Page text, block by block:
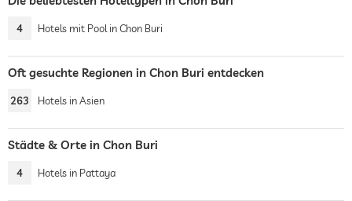
4 Hotels mit Pool in Chon Buri
Oft gesuchte Regionen in Chon Buri entdecken
263 Hotels in Asien
Städte & Orte in Chon Buri
4 Hotels in Pattaya